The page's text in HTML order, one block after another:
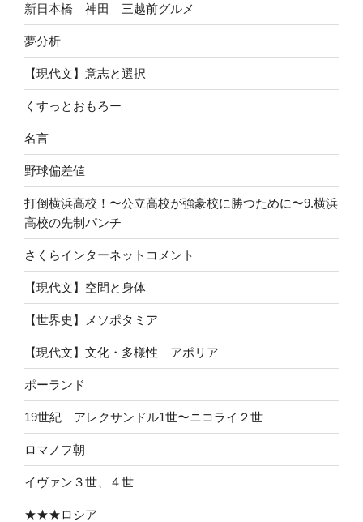
新日本橋 神田 三越前グルメ
夢分析
【現代文】意志と選択
くすっとおもろー
名言
野球偏差値
打倒横浜高校！〜公立高校が強豪校に勝つために〜9.横浜
高校の先制パンチ
さくらインターネットコメント
【現代文】空間と身体
【世界史】メソポタミア
【現代文】文化・多様性 アポリア
ポーランド
19世紀 アレクサンドル1世〜ニコライ２世
ロマノフ朝
イヴァン３世、４世
★★★ロシア